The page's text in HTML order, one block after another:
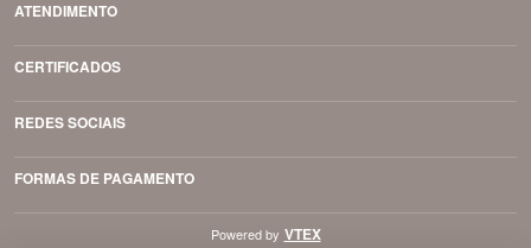
ATENDIMENTO
CERTIFICADOS
REDES SOCIAIS
FORMAS DE PAGAMENTO
Powered by VTEX